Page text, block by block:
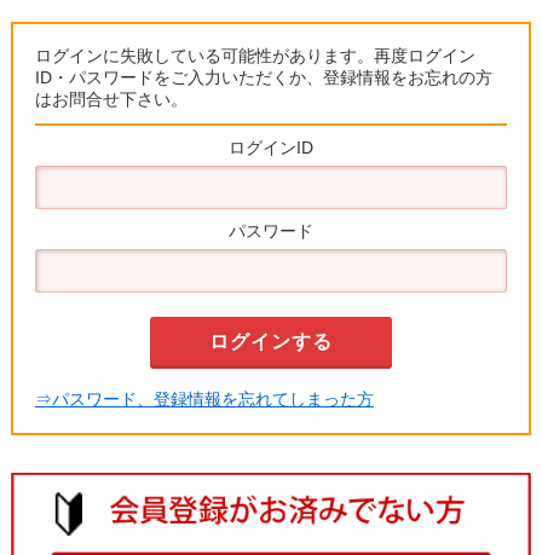
ログインに失敗している可能性があります。再度ログイン
ID・パスワードをご入力いただくか、登録情報をお忘れの方
はお問合せ下さい。
ログインID
パスワード
⇒パスワード、登録情報を忘れてしまった方